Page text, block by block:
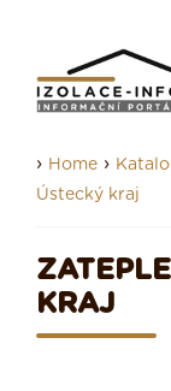
› Home ›
Ústecký kraj
KRAJ